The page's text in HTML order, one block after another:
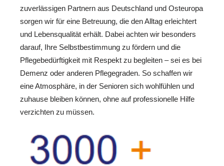
zuverlässigen Partnern aus Deutschland und Osteuropa
sorgen wir für eine Betreuung, die den Alltag erleichtert
und Lebensqualität erhält. Dabei achten wir besonders
darauf, Ihre Selbstbestimmung zu fördern und die
Pflegebedürftigkeit mit Respekt zu begleiten – sei es bei
Demenz oder anderen Pflegegraden. So schaffen wir
eine Atmosphäre, in der Senioren sich wohlfühlen und
zuhause bleiben können, ohne auf professionelle Hilfe
verzichten zu müssen.